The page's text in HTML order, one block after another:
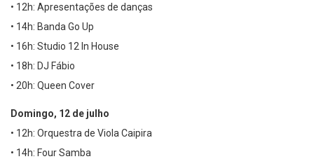
• 12h: Apresentações de danças
• 14h: Banda Go Up
• 16h: Studio 12 In House
• 18h: DJ Fábio
• 20h: Queen Cover
Domingo, 12 de julho
• 12h: Orquestra de Viola Caipira
• 14h: Four Samba